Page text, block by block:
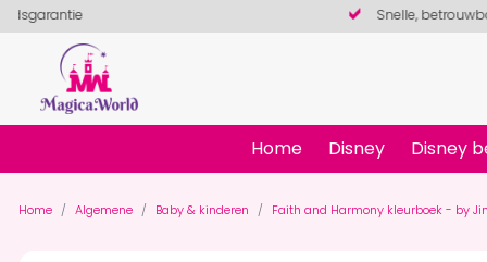
Snelle, betrouwbare levering
Home Disney Disney
Home Algemene Baby & kinderen Faith and Harmony kleurboek - by